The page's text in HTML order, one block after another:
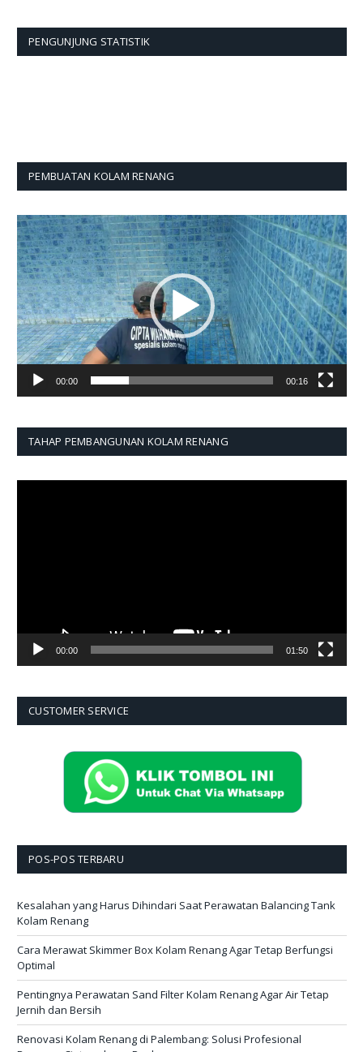
PENGUNJUNG STATISTIK
PEMBUATAN KOLAM RENANG
Pemutar
Video
00:00 00:16
TAHAP PEMBANGUNAN KOLAM RENANG
00:00 01:50
CUSTOMER SERVICE
POS-POS TERBARU
Kesalahan yang Harus Dihindari Saat Perawatan Balancing Tank
Kolam Renang
Cara Merawat Skimmer Box Kolam Renang Agar Tetap Berfungsi
Optimal
Pentingnya Perawatan Sand Filter Kolam Renang Agar Air Tetap
Jernih dan Bersih
Renovasi Kolam Renang di Palembang: Solusi Profesional